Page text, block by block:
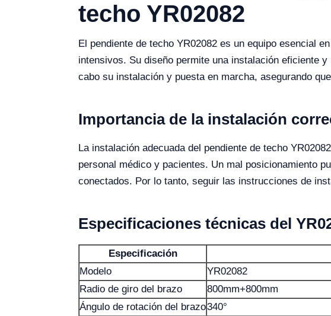
techo YR02082
El pendiente de techo YR02082 es un equipo esencial
intensivos. Su diseño permite una instalación eficiente
cabo su instalación y puesta en marcha, asegurando
Importancia de la instalación
La instalación adecuada del pendiente de techo
personal médico y pacientes. Un mal posicionamiento
conectados. Por lo tanto, seguir las instrucciones de
Especificaciones técnicas del
Especificación
Modelo
YR02082
Radio de giro del brazo
800mm+800mm
Ángulo de rotación del brazo340°